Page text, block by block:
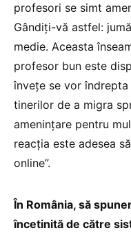
profesori se simt
Gândiți-vă astfel:
medie. Aceasta
profesor bun este
învețe se vor
tinerilor de a migra
amenințare pentru
reacția este adesea
online”.
În România, să
încetinită de către